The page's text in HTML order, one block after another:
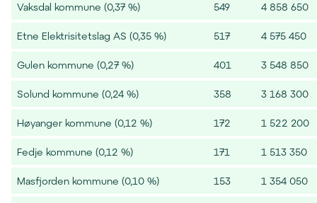
Vaksdal kommune (0,37 %) 549 4 858 650
Etne Elektrisitetslag AS (0,35 %) 517 4 575 450
Gulen kommune (0,27 %) 401 3 548 850
Solund kommune (0,24 %) 358 3 168 300
Høyanger kommune (0,12 %) 172 1 522 200
Fedje kommune (0,12 %) 171 1 513 350
Masfjorden kommune (0,10 %) 153 1 354 050